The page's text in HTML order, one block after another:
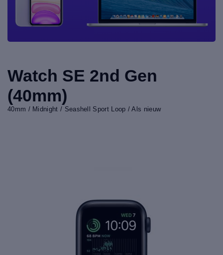
Watch SE 2nd Gen
(40mm)
40mm / Midnight / Seashell Sport Loop / Als nieuw